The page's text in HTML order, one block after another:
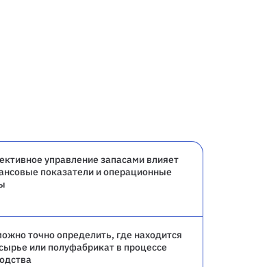
управление запасами влияет
показатели и операционные
точно определить, где находится
или полуфабрикат в процессе